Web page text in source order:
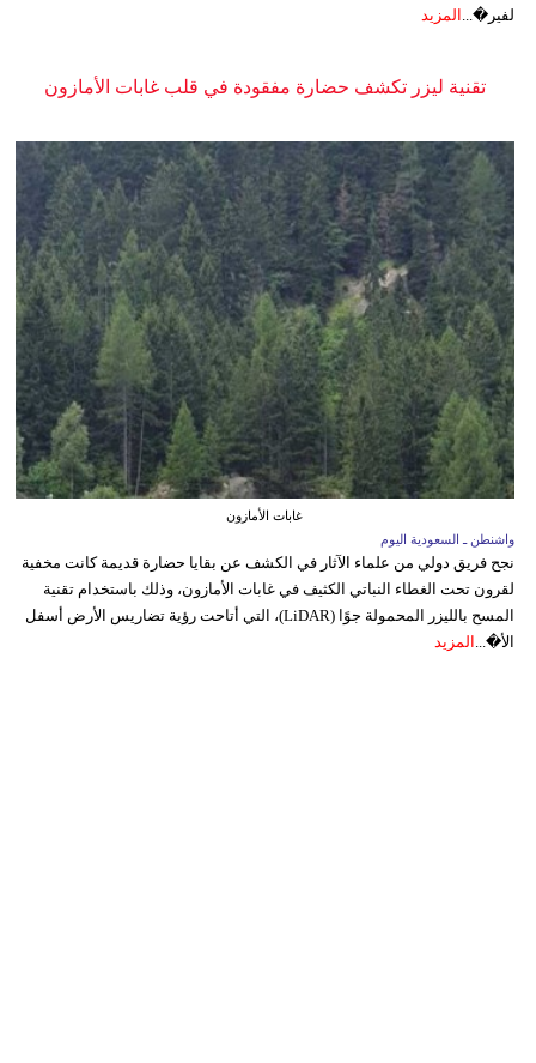
لفير�... المزيد
تقنية ليزر تكشف حضارة مفقودة في قلب غابات الأمازون
غابات الأمازون
واشنطن ـ السعودية اليوم
نجح فريق دولي من علماء الآثار في الكشف عن بقايا حضارة قديمة كانت مخفية
لقرون تحت الغطاء النباتي الكثيف في غابات الأمازون، وذلك باستخدام تقنية
المسح بالليزر المحمولة جوًا (LiDAR)، التي أتاحت رؤية تضاريس الأرض أسفل
الأ�... المزيد